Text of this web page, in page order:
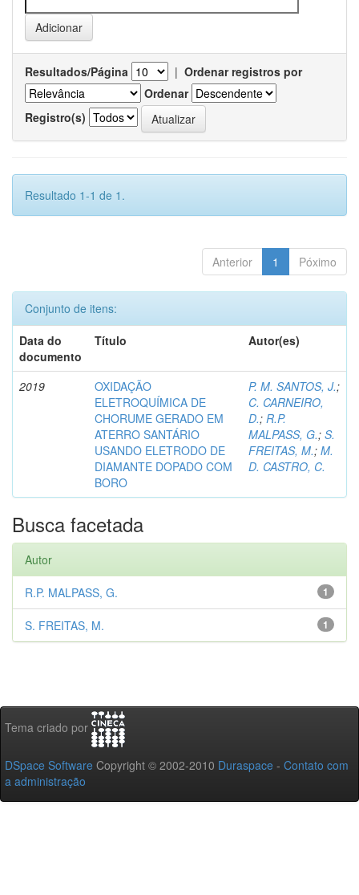
Resultados/Página | Ordenar registros por
Ordenar
Registro(s)
Resultado 1-1 de 1.
Anterior 1 Póximo
Conjunto de itens:
Data do
documento
Título Autor(es)
2019
OXIDAÇÃO
ELETROQUÍMICA DE
CHORUME GERADO EM
ATERRO SANTÁRIO
USANDO ELETRODO DE
DIAMANTE DOPADO COM
BORO
P. M. SANTOS, J.;
C. CARNEIRO,
D.; R.P.
MALPASS, G.; S.
FREITAS, M.; M.
D. CASTRO, C.
Busca facetada
Autor
1
R.P. MALPASS, G.
1
S. FREITAS, M.
Tema criado por
DSpace Software Copyright © 2002-2010 Duraspace - Contato com
a administração